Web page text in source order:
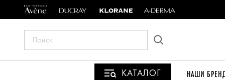
ПОИСК
САЙТУ
КАТАЛОГ НАШИ